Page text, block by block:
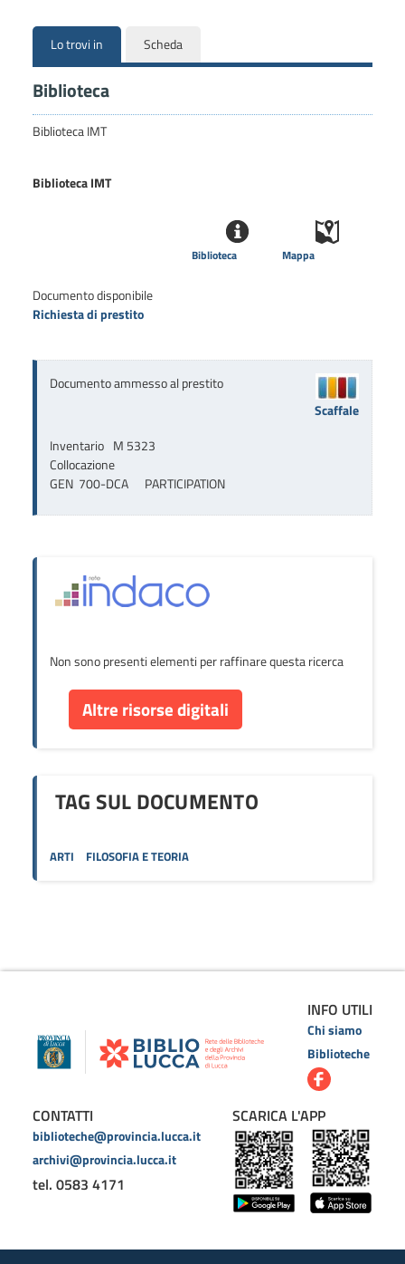
Lo trovi in Scheda
Biblioteca
Biblioteca IMT
Biblioteca IMT
Mappa
Biblioteca
Documento disponibile
Richiesta di prestito
Documento ammesso al prestito
Inventario M 5323
Collocazione
GEN  700-DCA      PARTICIPATION
Scaffale
Non sono presenti elementi per raffinare questa ricerca
Altre risorse digitali
TAG SUL DOCUMENTO
ARTI FILOSOFIA E TEORIA
INFO UTILI
Chi siamo
Biblioteche
CONTATTI
biblioteche@provincia.lucca.it
archivi@provincia.lucca.it
tel. 0583 4171
SCARICA L'APP